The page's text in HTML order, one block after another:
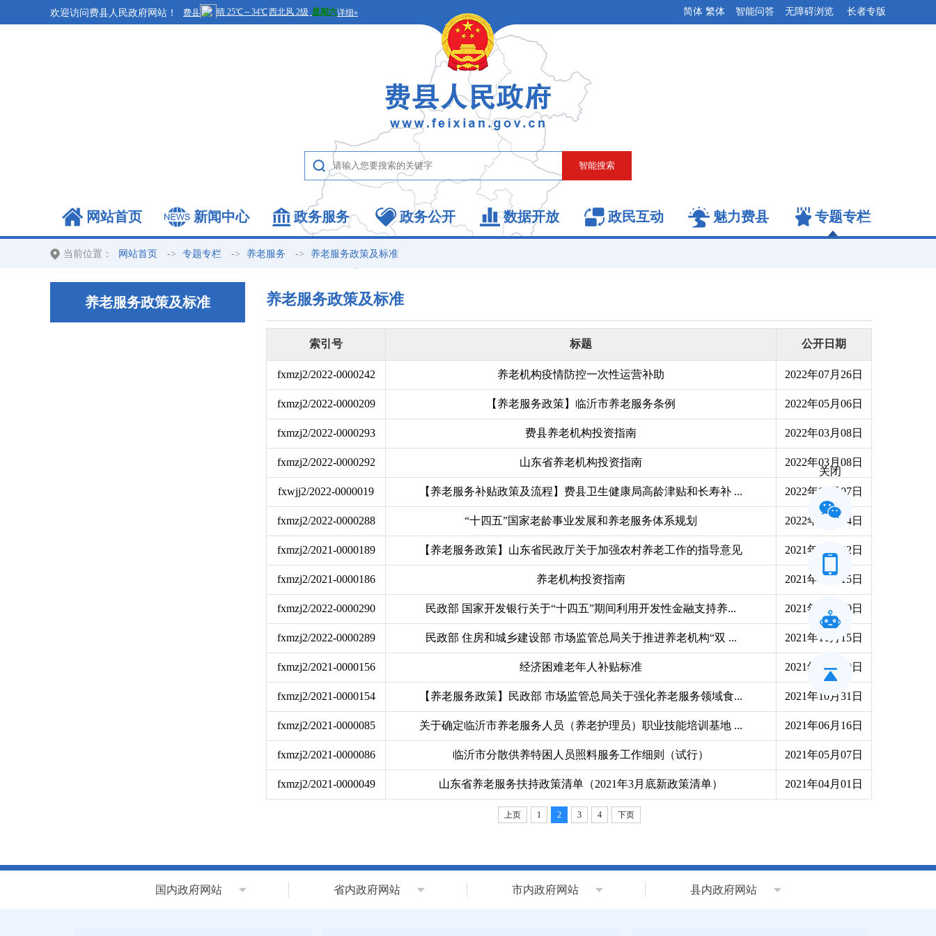
欢迎访问费县人民政府网站！ 智能问答 无障碍浏览 长者专版
简体 繁体
网站首页 新闻中心 政务服务 政务公开 数据开放 政民互动 魅力费县 专题专栏
当前位置： 网站首页 -> 专题专栏 -> 养老服务 -> 养老服务政策及标准
养老服务政策及标准 养老服务政策及标准
索引号 标题 公开日期
fxmzj2/2022-0000242 养老机构疫情防控一次性运营补助 2022年07月26日
fxmzj2/2022-0000209 【养老服务政策】临沂市养老服务条例 2022年05月06日
fxmzj2/2022-0000293 费县养老机构投资指南 2022年03月08日
fxmzj2/2022-0000292 山东省养老机构投资指南 2022年03月08日
fxwjj2/2022-0000019 【养老服务补贴政策及流程】费县卫生健康局高龄津贴和长寿补 ... 2022年01月07日
fxmzj2/2022-0000288 “十四五”国家老龄事业发展和养老服务体系规划 2022年01月04日
fxmzj2/2021-0000189 【养老服务政策】山东省民政厅关于加强农村养老工作的指导意见 2021年12月22日
fxmzj2/2021-0000186 养老机构投资指南 2021年12月15日
fxmzj2/2022-0000290 民政部 国家开发银行关于“十四五”期间利用开发性金融支持养... 2021年11月30日
fxmzj2/2022-0000289 民政部 住房和城乡建设部 市场监管总局关于推进养老机构“双 ... 2021年11月15日
fxmzj2/2021-0000156 经济困难老年人补贴标准 2021年11月09日
fxmzj2/2021-0000154 【养老服务政策】民政部 市场监管总局关于强化养老服务领域食... 2021年10月31日
fxmzj2/2021-0000085 关于确定临沂市养老服务人员（养老护理员）职业技能培训基地 ... 2021年06月16日
fxmzj2/2021-0000086 临沂市分散供养特困人员照料服务工作细则（试行） 2021年05月07日
fxmzj2/2021-0000049 山东省养老服务扶持政策清单（2021年3月底新政策清单） 2021年04月01日
上页 1 2 3 4 下页
国内政府网站 省内政府网站 市内政府网站 县内政府网站
关闭